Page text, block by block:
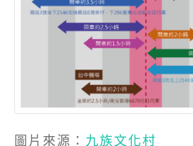
圖片來源： 九族文化村